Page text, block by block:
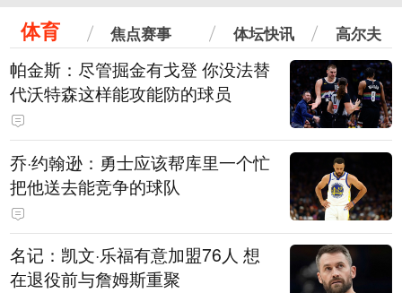
体育 焦点赛事 体坛快讯 高尔夫
帕金斯：尽管掘金有戈登 你没法替
代沃特森这样能攻能防的球员
乔·约翰逊：勇士应该帮库里一个忙
把他送去能竞争的球队
名记：凯文·乐福有意加盟76人 想
在退役前与詹姆斯重聚